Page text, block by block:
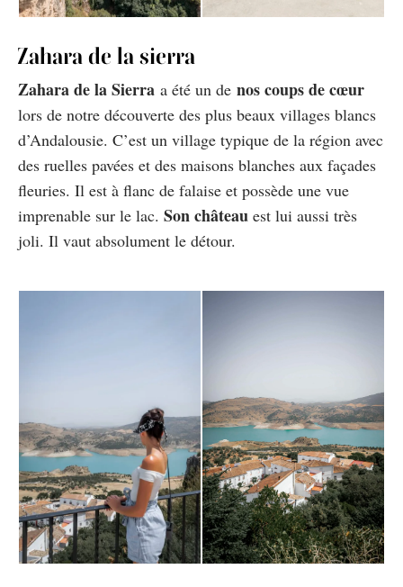
Zahara de la sierra
Zahara de la Sierra a été un de nos coups de cœur
lors de notre découverte des plus beaux villages blancs
d’Andalousie. C’est un village typique de la région avec
des ruelles pavées et des maisons blanches aux façades
fleuries. Il est à flanc de falaise et possède une vue
imprenable sur le lac. Son château est lui aussi très
joli. Il vaut absolument le détour.